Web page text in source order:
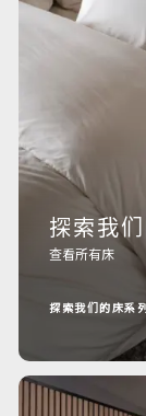
探索我
查看所有床
探索我们的床系